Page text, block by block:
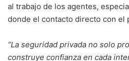
al trabajo de los agentes,
donde el contacto directo con el
“La seguridad privada no solo
construye confianza en cada